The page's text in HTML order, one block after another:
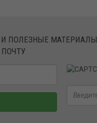
ПОЛЕЗНЫЕ МАТЕРИАЛЫ